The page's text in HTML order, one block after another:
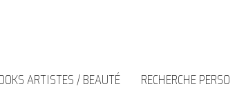
ARTISTES / BEAUTÉ RECHERCHE PERSO